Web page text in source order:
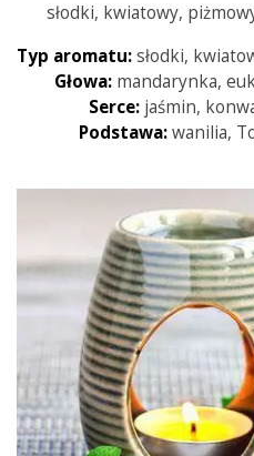
słodki, kwiatowy,
Typ aromatu:słodki,
Głowa: mandarynka,
Serce: jaśmin,
Podstawa: wanilia,